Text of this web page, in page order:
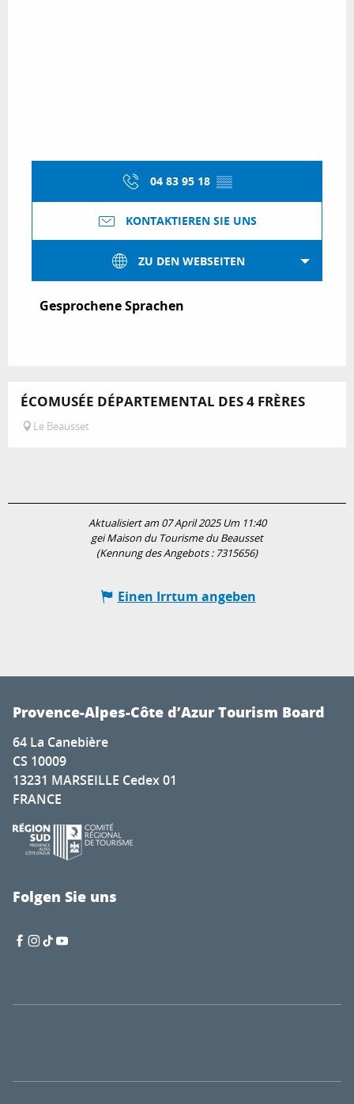
04 83 95 18 ▒▒
KONTAKTIEREN SIE UNS
ZU DEN WEBSEITEN
Gesprochene Sprachen
Gesprochene Sprachen
ÉCOMUSÉE DÉPARTEMENTAL DES 4 FRÈRES
Le Beausset
Aktualisiert am 07 April 2025 Um 11:40
gei Maison du Tourisme du Beausset
(Kennung des Angebots : 7315656)
Einen Irrtum angeben
Provence-Alpes-Côte d’Azur Tourism Board
64 La Canebière
CS 10009
13231 MARSEILLE Cedex 01
FRANCE
Folgen Sie uns